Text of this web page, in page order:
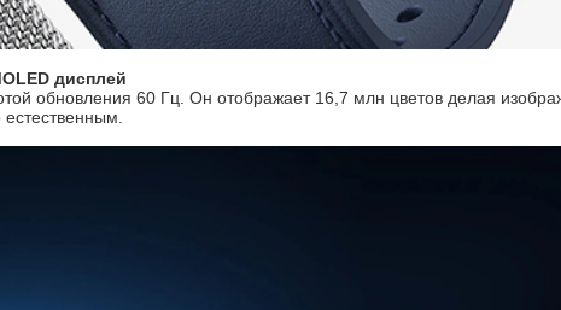
дисплей
обновления 60 Гц. Он отображает 16,7 млн цветов делая